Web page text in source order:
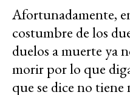
Afortunadamente,
costumbre de los
duelos a muerte ya
morir por lo que
que se dice no